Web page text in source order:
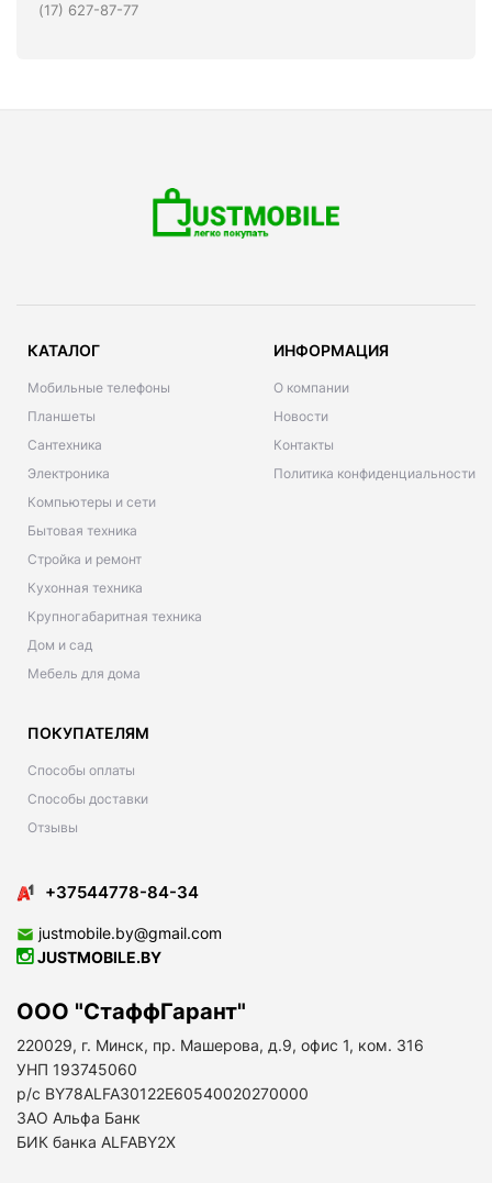
(17) 627-87-77
КАТАЛОГ
Мобильные телефоны
Планшеты
Сантехника
Электроника
Компьютеры и сети
Бытовая техника
Стройка и ремонт
Кухонная техника
Крупногабаритная техника
Дом и сад
Мебель для дома
ИНФОРМАЦИЯ
О компании
Новости
Контакты
Политика конфиденциальности
ПОКУПАТЕЛЯМ
Способы оплаты
Способы доставки
Отзывы
+37544778-84-34
justmobile.by@gmail.com
JUSTMOBILE.BY
ООО "СтаффГарант"
220029, г. Минск, пр. Машерова, д.9, офис 1, ком. 316
УНП 193745060
р/с BY78ALFA30122E60540020270000
ЗАО Альфа Банк
БИК банка ALFABY2X